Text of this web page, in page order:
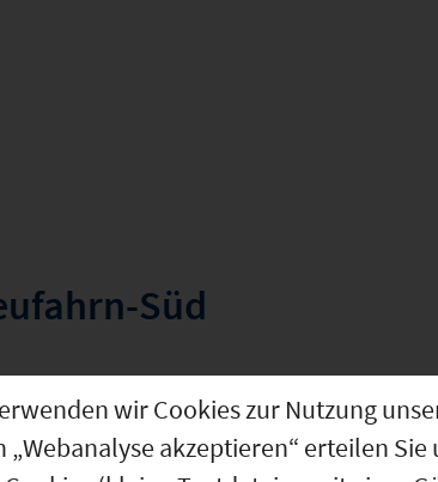
Süd
wir Cookies zur Nutzung
akzeptieren“ erteilen